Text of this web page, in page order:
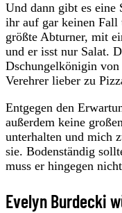
Und dann gibt es eine
ihr auf gar keinen
größte Abturner, mit
und er isst nur Salat.
Dschungelkönigin von
Verehrer lieber zu
Entgegen den
außerdem keine
unterhalten und mich
sie. Bodenständig
muss er hingegen
Evelyn Burdecki